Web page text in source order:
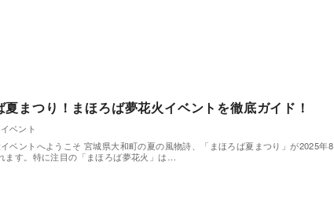
まつり！まほろば夢花火イベントを徹底ガイド！
イベント
ベントへようこそ 宮城県大和町の夏の風物詩、「まほろば夏まつり」が2025年8
ます。特に注目の「まほろば夢花火」は…